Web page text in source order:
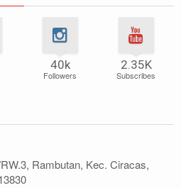
40k
Followers
2.35K
Subscribes
Rambutan, Kec. Ciracas,